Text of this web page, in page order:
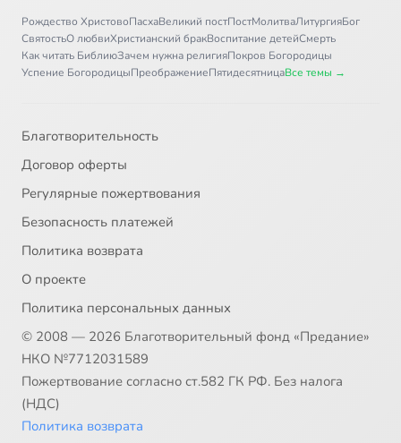
Рождество ХристовоПасхаВеликий постПостМолитваЛитургияБог
СвятостьО любвиХристианский бракВоспитание детейСмерть
Как читать БиблиюЗачем нужна религияПокров Богородицы
Успение БогородицыПреображениеПятидесятницаВсе темы →
Благотворительность
Договор оферты
Регулярные пожертвования
Безопасность платежей
Политика возврата
О проекте
Политика персональных данных
© 2008 — 2026 Благотворительный фонд «Предание»
НКО №7712031589
Пожертвование согласно ст.582 ГК РФ. Без налога
(НДС)
Политика возврата